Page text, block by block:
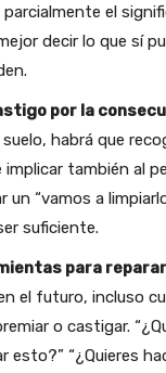
el
decir lo que sí
por la
habrá que
también al
un “vamos a
suficiente.
para
el futuro, incluso
o castigar.
esto?” “¿Quieres